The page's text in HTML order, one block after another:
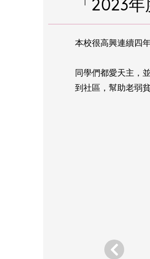
「2023
本校很高興連續四
同學們都愛天主，
到社區，幫助老弱